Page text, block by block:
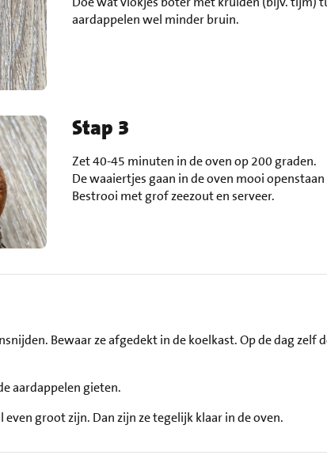
aardappelen wel minder bruin.
Stap 3
Zet 40-45 minuten in de oven op 200 graden.
De waaiertjes gaan in de oven mooi
Bestrooi met grof zeezout en serveer.
Bewaar ze afgedekt in de koelkast. Op de dag
aardappelen gieten.
groot zijn. Dan zijn ze tegelijk klaar in de oven.